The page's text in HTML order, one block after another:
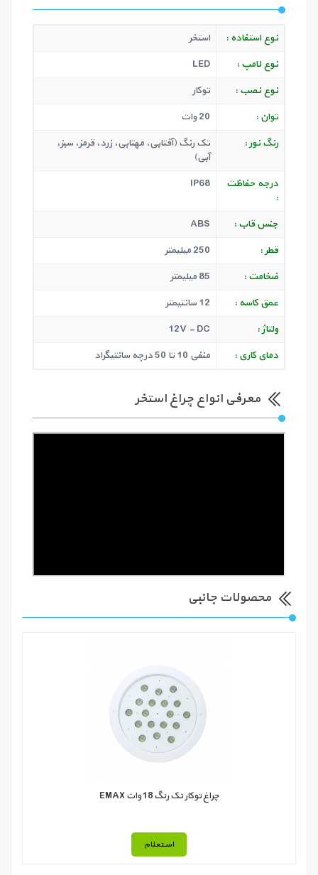
نوع استفاده :
استخر
نوع لامپ :
LED
نوع نصب :
توکار
توان :
20 وات
رنگ نور :
تک رنگ (آفتابی، مهتابی، زرد، قرمز، سبز،
آبی)
درجه حفاظت
:
IP68
جنس قاب :
ABS
قطر :
250 میلیمتر
ضخامت :
85 میلیمتر
عمق کاسه :
12 سانتیمتر
ولتاژ :
12V - DC
دمای کاری :
منفی 10 تا 50 درچه سانتیگراد
معرفی انواع چراغ استخر
محصولات جانبی
چراغ توکار تک رنگ 18 وات EMAX
استعلام